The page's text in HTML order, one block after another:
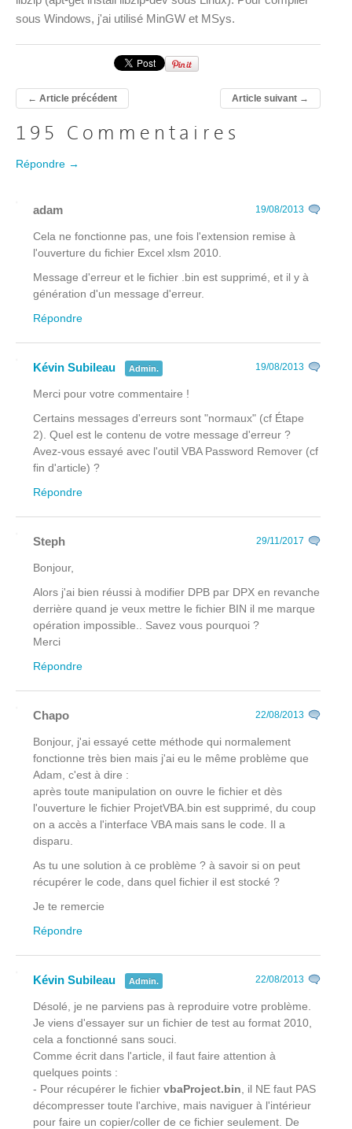
sous Windows, j'ai utilisé MinGW et MSys.
← Article précédent Article suivant→
195 Commentaires
Répondre →
adam 19/08/2013
Cela ne fonctionne pas, une fois l'extension remise à
l'ouverture du fichier Excel xlsm 2010.
Message d'erreur et le fichier .bin est supprimé, et il y à
génération d'un message d'erreur.
Répondre
Kévin Subileau Admin. 19/08/2013
Merci pour votre commentaire !
Certains messages d'erreurs sont "normaux" (cf Étape
2). Quel est le contenu de votre message d'erreur ?
Avez-vous essayé avec l'outil VBA Password Remover (cf
fin d'article) ?
Répondre
Steph 29/11/2017
Bonjour,
Alors j'ai bien réussi à modifier DPB par DPX en revanche
derrière quand je veux mettre le fichier BIN il me marque
opération impossible.. Savez vous pourquoi ?
Merci
Répondre
Chapo 22/08/2013
Bonjour, j'ai essayé cette méthode qui normalement
fonctionne très bien mais j'ai eu le même problème que
Adam, c'est à dire :
après toute manipulation on ouvre le fichier et dès
l'ouverture le fichier ProjetVBA.bin est supprimé, du coup
on a accès a l'interface VBA mais sans le code. Il a
disparu.
As tu une solution à ce problème ? à savoir si on peut
récupérer le code, dans quel fichier il est stocké ?
Je te remercie
Répondre
Kévin Subileau Admin. 22/08/2013
Désolé, je ne parviens pas à reproduire votre problème.
Je viens d'essayer sur un fichier de test au format 2010,
cela a fonctionné sans souci.
Comme écrit dans l'article, il faut faire attention à
quelques points :
- Pour récupérer le fichier vbaProject.bin , il NE faut PAS
décompresser toute l'archive, mais naviguer à l'intérieur
pour faire un copier/coller de ce fichier seulement. De